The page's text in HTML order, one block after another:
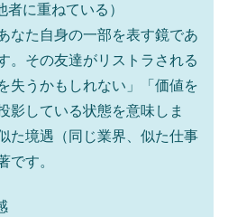
に重ねている）
なた自身の一部を表す鏡であ
。その友達がリストラされる
失うかもしれない」「価値を
影している状態を意味しま
た境遇（同じ業界、似た仕事
です。